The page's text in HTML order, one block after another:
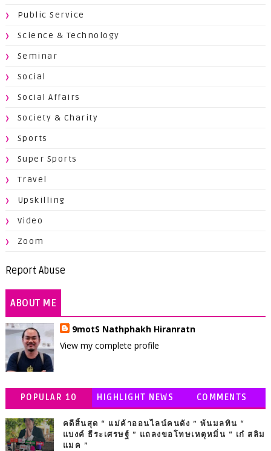
Public Service
Science & Technology
Seminar
Social
Social Affairs
Society & Charity
Sports
Super Sports
Travel
Upskilling
Video
Zoom
Report Abuse
ABOUT ME
9motS Nathphakh Hiranratn
View my complete profile
POPULAR 10 HIGHLIGHT NEWS COMMENTS
คดีสิ้นสุด “ แม่ค้าออนไลน์คนดัง ” พ้นมลทิน “
แบงค์ ธีระเศรษฐ์ ” แถลงขอโทษเหตุหมิ่น “ เก๋ สลิม
แมค ”